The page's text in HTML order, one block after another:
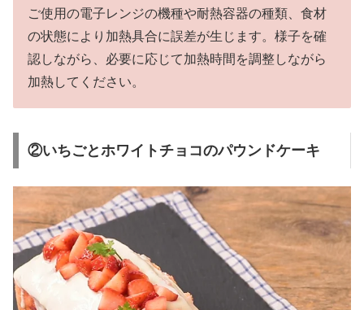
ご使用の電子レンジの機種や耐熱容器の種類、食材
の状態により加熱具合に誤差が生じます。様子を確
認しながら、必要に応じて加熱時間を調整しながら
加熱してください。
②いちごとホワイトチョコのパウンドケーキ